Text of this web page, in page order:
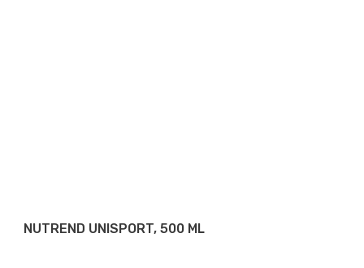
NUTREND UNISPORT, 500 ML